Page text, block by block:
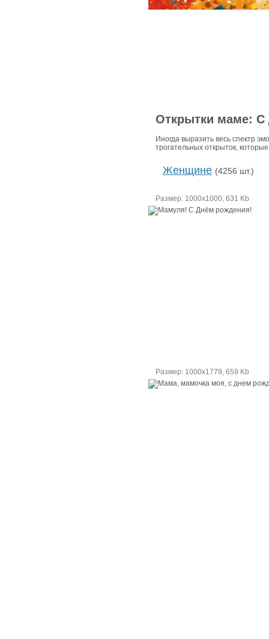
Открытки маме: С
Иногда выразить весь спектр
трогательных открыток,
Женщине (4256 шт.)
Размер: 1000х1000, 631 Kb
Размер: 1000х1779, 659 Kb